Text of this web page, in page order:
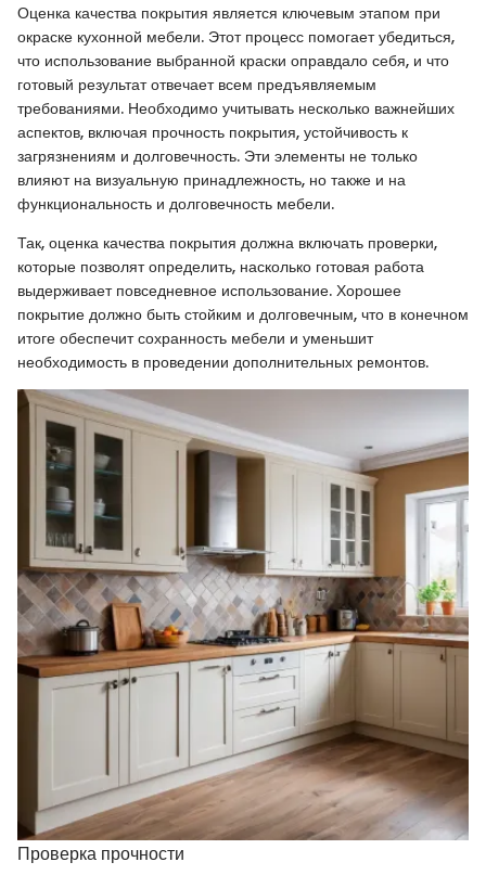
Оценка качества покрытия является ключевым этапом при
окраске кухонной мебели. Этот процесс помогает убедиться,
что использование выбранной краски оправдало себя, и что
готовый результат отвечает всем предъявляемым
требованиями. Необходимо учитывать несколько важнейших
аспектов, включая прочность покрытия, устойчивость к
загрязнениям и долговечность. Эти элементы не только
влияют на визуальную принадлежность, но также и на
функциональность и долговечность мебели.
Так, оценка качества покрытия должна включать проверки,
которые позволят определить, насколько готовая работа
выдерживает повседневное использование. Хорошее
покрытие должно быть стойким и долговечным, что в конечном
итоге обеспечит сохранность мебели и уменьшит
необходимость в проведении дополнительных ремонтов.
Проверка прочности